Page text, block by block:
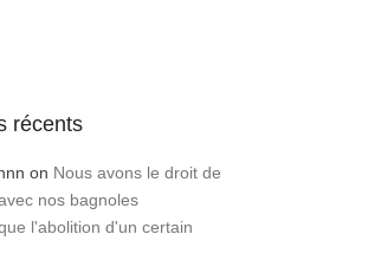
récents
on Nous avons le droit de
nos bagnoles
l'abolition d'un certain